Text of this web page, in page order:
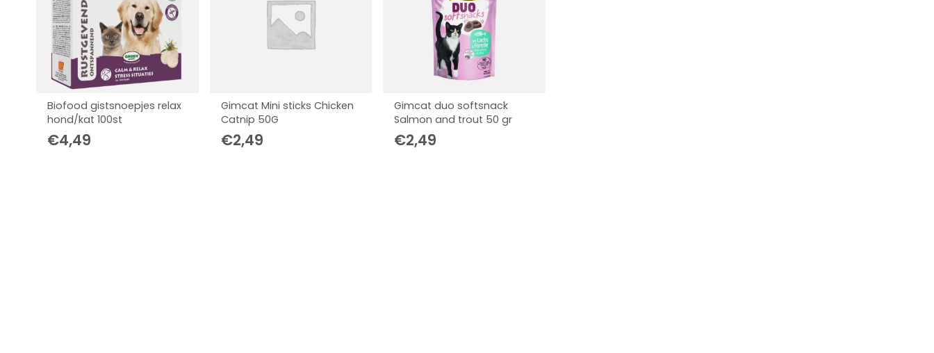
Biofood gistsnoepjes relax
hond/kat 100st
€4,49
Gimcat Mini sticks Chicken
Catnip 50G
€2,49
Gimcat duo softsnack
Salmon and trout 50 gr
€2,49